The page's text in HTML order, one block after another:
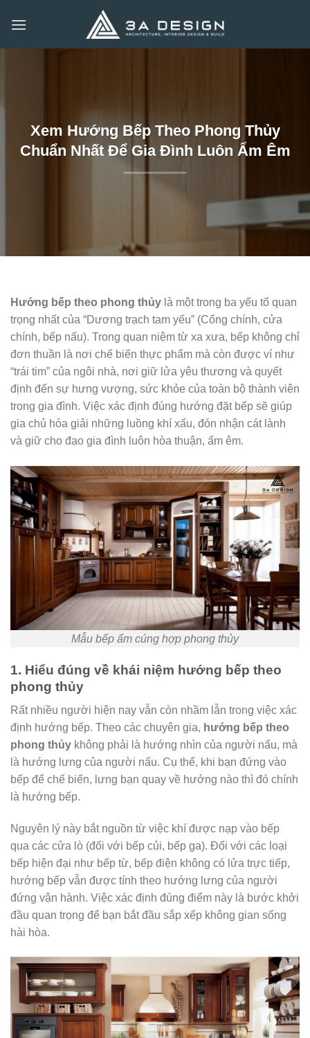
qua
Xem Hướng Bếp Theo Phong Thủy
Chuẩn Nhất Để Gia Đình Luôn Ấm Êm
Hướng bếp theo phong thủy là một trong ba yếu tố quan
trọng nhất của “Dương trạch tam yếu” (Cổng chính, cửa
chính, bếp nấu). Trong quan niệm từ xa xưa, bếp không chỉ
đơn thuần là nơi chế biến thực phẩm mà còn được ví như
“trái tim” của ngôi nhà, nơi giữ lửa yêu thương và quyết
định đến sự hưng vượng, sức khỏe của toàn bộ thành viên
trong gia đình. Việc xác định đúng hướng đặt bếp sẽ giúp
gia chủ hóa giải những luồng khí xấu, đón nhận cát lành
và giữ cho đạo gia đình luôn hòa thuận, ấm êm.
Mẫu bếp ấm cúng hợp phong thủy
1. Hiểu đúng về khái niệm hướng bếp theo
phong thủy
Rất nhiều người hiện nay vẫn còn nhầm lẫn trong việc xác
định hướng bếp. Theo các chuyên gia, hướng bếp theo
phong thủy không phải là hướng nhìn của người nấu, mà
là hướng lưng của người nấu. Cụ thể, khi bạn đứng vào
bếp để chế biến, lưng bạn quay về hướng nào thì đó chính
là hướng bếp.
Nguyên lý này bắt nguồn từ việc khí được nạp vào bếp
qua các cửa lò (đối với bếp củi, bếp ga). Đối với các loại
bếp hiện đại như bếp từ, bếp điện không có lửa trực tiếp,
hướng bếp vẫn được tính theo hướng lưng của người
đứng vận hành. Việc xác định đúng điểm này là bước khởi
đầu quan trọng để bạn bắt đầu sắp xếp không gian sống
hài hòa.